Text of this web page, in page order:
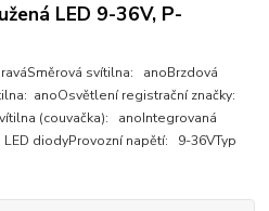
LED 9-36V, P-
svítilna: anoBrzdová
anoOsvětlení registrační značky:
(couvačka): anoIntegrovaná
diodyProvozní napětí: 9-36VTyp